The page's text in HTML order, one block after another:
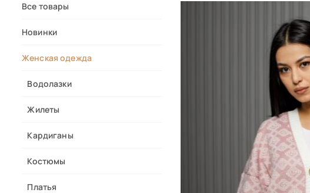
Все товары
Новинки
Женская одежда
Водолазки
Жилеты
Кардиганы
Костюмы
Платья